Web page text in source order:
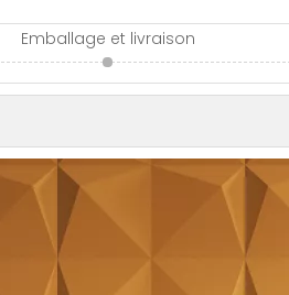
Emballage et livraison